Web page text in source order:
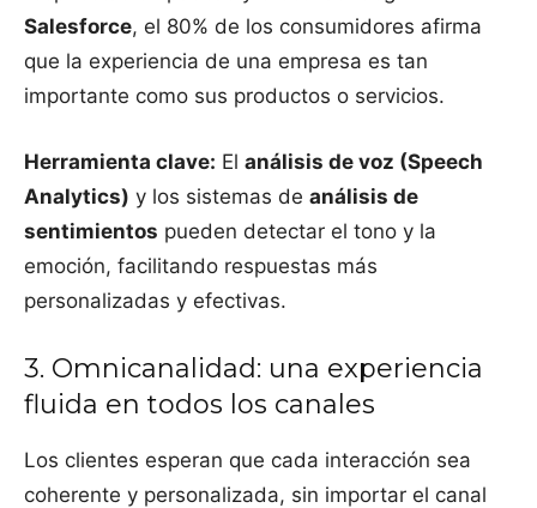
Salesforce, el 80% de los consumidores afirma
que la experiencia de una empresa es tan
importante como sus productos o servicios.
Herramienta clave: El análisis de voz (Speech
Analytics) y los sistemas de análisis de
sentimientos pueden detectar el tono y la
emoción, facilitando respuestas más
personalizadas y efectivas.
3. Omnicanalidad: una experiencia
fluida en todos los canales
Los clientes esperan que cada interacción sea
coherente y personalizada, sin importar el canal